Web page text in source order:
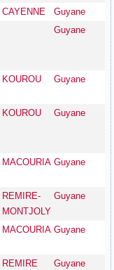
CAYENNE
Guyane
Guyane
KOUROU Guyane
KOUROU Guyane
MACOURIA Guyane
REMIRE-
MONTJOLY
Guyane
MACOURIA Guyane
REMIRE
Guyane